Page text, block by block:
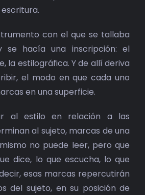
con el que se tallaba
se hacía una inscripción: el
la estilográfica. Y de allí deriva
el modo en que cada uno
en una superficie.
al estilo en relación a las
al sujeto, marcas de una
no puede leer, pero que
dice, lo que escucha, lo que
esas marcas repercutirán
del sujeto, en su posición de